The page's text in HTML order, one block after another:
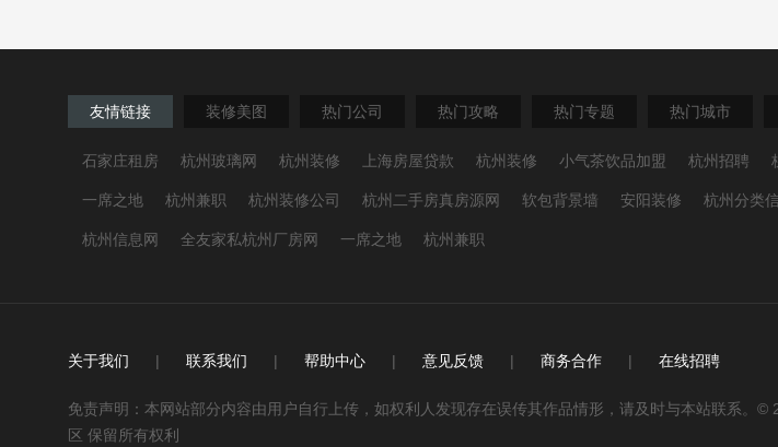
友情链接 装修美图 热门公司 热门攻略 热门专题 热门城市
石家庄租房 杭州玻璃网 杭州装修 上海房屋贷款 杭州装修 小气茶饮品加盟 杭州招聘
一席之地 杭州兼职 杭州装修公司 杭州二手房真房源网 软包背景墙 安阳装修 杭州分类
杭州信息网 全友家私杭州厂房网 一席之地 杭州兼职
关于我们 | 联系我们 | 帮助中心 | 意见反馈 | 商务合作 | 在线招聘
免责声明：本网站部分内容由用户自行上传，如权利人发现存在误传其作品情形，请及时与本站联系。
区 保留所有权利